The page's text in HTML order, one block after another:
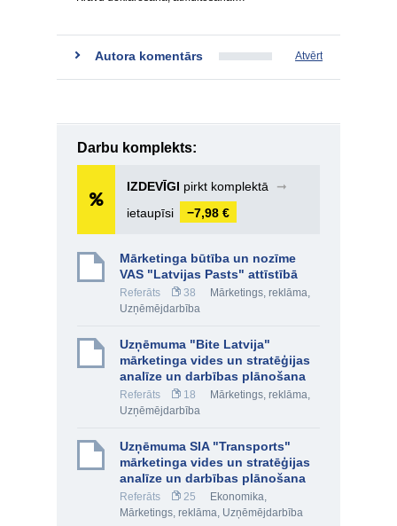
Autora komentārs Atvērt
Darbu komplekts:
IZDEVĪGI pirkt komplektā
➞
ietaupīsi
−7,98 €
Mārketinga būtība un nozīme
VAS "Latvijas Pasts" attīstībā
Referāts 38 Mārketings, reklāma,
Uzņēmējdarbība
Uzņēmuma "Bite Latvija"
mārketinga vides un stratēģijas
analīze un darbības plānošana
Referāts 18 Mārketings, reklāma,
Uzņēmējdarbība
Uzņēmuma SIA "Transports"
mārketinga vides un stratēģijas
analīze un darbības plānošana
Referāts 25 Ekonomika,
Mārketings, reklāma, Uzņēmējdarbība